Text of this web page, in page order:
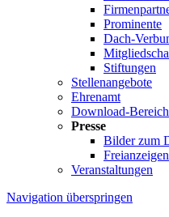
Prominente
Dach-
Stiftungen
Stellenangebote
Ehrenamt
Download-Bereich
Presse
Bilder zum
Freianzeigen
Veranstaltungen
Navigation überspringen